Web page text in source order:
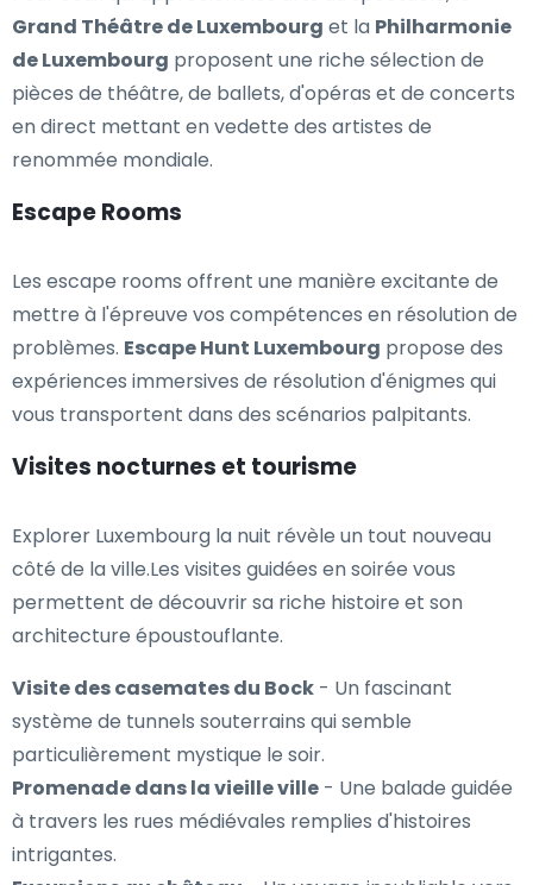
Grand Théâtre de Luxembourg et la Philharmonie
de Luxembourg proposent une riche sélection de
pièces de théâtre, de ballets, d'opéras et de concerts
en direct mettant en vedette des artistes de
renommée mondiale.
Escape Rooms
Les escape rooms offrent une manière excitante de
mettre à l'épreuve vos compétences en résolution de
problèmes. Escape Hunt Luxembourg propose des
expériences immersives de résolution d'énigmes qui
vous transportent dans des scénarios palpitants.
Visites nocturnes et tourisme
Explorer Luxembourg la nuit révèle un tout nouveau
côté de la ville.Les visites guidées en soirée vous
permettent de découvrir sa riche histoire et son
architecture époustouflante.
Visite des casemates du Bock - Un fascinant
système de tunnels souterrains qui semble
particulièrement mystique le soir.
Promenade dans la vieille ville - Une balade guidée
à travers les rues médiévales remplies d'histoires
intrigantes.